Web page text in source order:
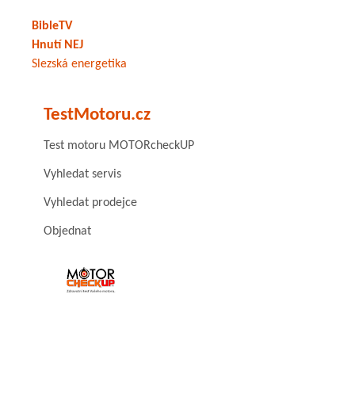
BibleTV
Hnutí NEJ
Slezská energetika
TestMotoru.cz
Test motoru MOTORcheckUP
Vyhledat servis
Vyhledat prodejce
Objednat